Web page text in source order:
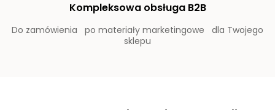
Kompleksowa obsługa B2B
Do zamówienia po materiały marketingowe dla Twojego
sklepu